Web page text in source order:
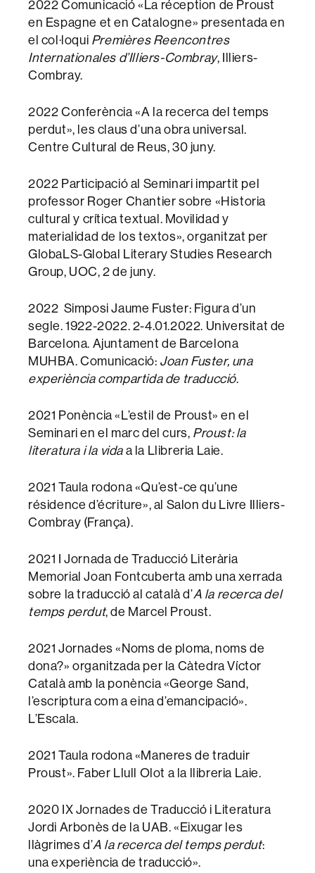
2022 Comunicació «La réception de Proust
en Espagne et en Catalogne» presentada en
el col·loqui Premières Reencontres
Internationales d’Illiers-Combray, Illiers-
Combray.
2022 Conferència «A la recerca del temps
perdut», les claus d’una obra universal.
Centre Cultural de Reus, 30 juny.
2022 Participació al Seminari impartit pel
professor Roger Chantier sobre «Historia
cultural y crítica textual. Movilidad y
materialidad de los textos», organitzat per
GlobaLS-Global Literary Studies Research
Group, UOC, 2 de juny.
2022 Simposi Jaume Fuster: Figura d’un
segle. 1922-2022. 2-4.01.2022. Universitat de
Barcelona. Ajuntament de Barcelona
MUHBA. Comunicació: Joan Fuster, una
experiència compartida de traducció.
2021 Ponència «L’estil de Proust» en el
Seminari en el marc del curs, Proust: la
literatura i la vidaa la Llibreria Laie.
2021 Taula rodona «Qu’est-ce qu’une
résidence d’écriture», al Salon du Livre Illiers-
Combray (França).
2021 I Jornada de Traducció Literària
Memorial Joan Fontcuberta amb una xerrada
sobre la traducció al català d’A la recerca del
temps perdut, de Marcel Proust.
2021 Jornades «Noms de ploma, noms de
dona?» organitzada per la Càtedra Víctor
Català amb la ponència «George Sand,
l’escriptura com a eina d’emancipació».
L’Escala.
2021 Taula rodona «Maneres de traduir
Proust». Faber Llull Olot a la llibreria Laie.
2020 IX Jornades de Traducció i Literatura
Jordi Arbonès de la UAB. «Eixugar les
llàgrimes d’A la recerca del temps perdut:
una experiència de traducció».